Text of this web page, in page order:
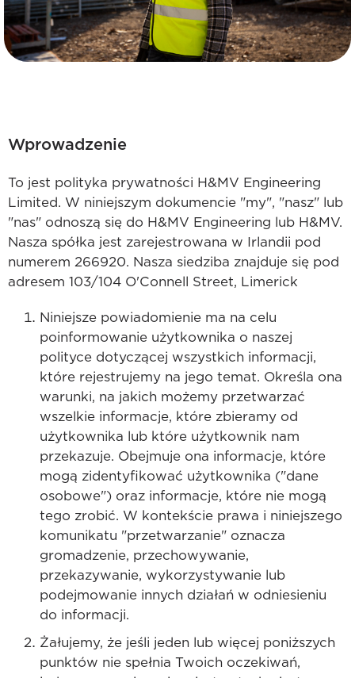
Wprowadzenie
To jest polityka prywatności H&MV Engineering
Limited. W niniejszym dokumencie "my", "nasz" lub
"nas" odnoszą się do H&MV Engineering lub H&MV.
Nasza spółka jest zarejestrowana w Irlandii pod
numerem 266920. Nasza siedziba znajduje się pod
adresem 103/104 O'Connell Street, Limerick
Niniejsze powiadomienie ma na celu
poinformowanie użytkownika o naszej
polityce dotyczącej wszystkich informacji,
które rejestrujemy na jego temat. Określa ona
warunki, na jakich możemy przetwarzać
wszelkie informacje, które zbieramy od
użytkownika lub które użytkownik nam
przekazuje. Obejmuje ona informacje, które
mogą zidentyfikować użytkownika ("dane
osobowe") oraz informacje, które nie mogą
tego zrobić. W kontekście prawa i niniejszego
komunikatu "przetwarzanie" oznacza
gromadzenie, przechowywanie,
przekazywanie, wykorzystywanie lub
podejmowanie innych działań w odniesieniu
do informacji.
Żałujemy, że jeśli jeden lub więcej poniższych
punktów nie spełnia Twoich oczekiwań,